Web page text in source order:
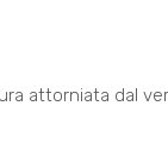
attorniata dal